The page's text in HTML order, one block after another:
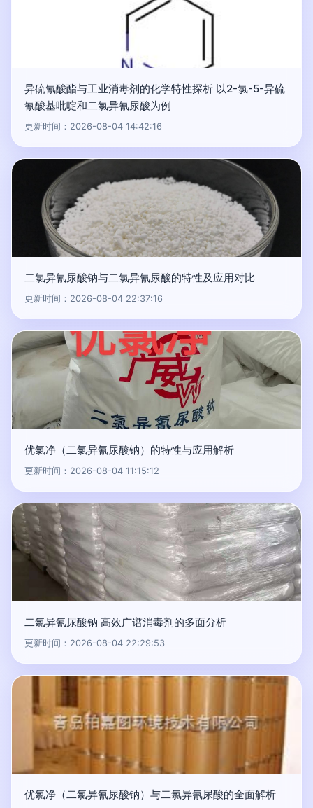
异硫氰酸酯与工业消毒剂的化学特性探析 以2-氯-5-异硫
氰酸基吡啶和二氯异氰尿酸为例
更新时间：2026-08-04 14:42:16
二氯异氰尿酸钠与二氯异氰尿酸的特性及应用对比
更新时间：2026-08-04 22:37:16
优氯净（二氯异氰尿酸钠）的特性与应用解析
更新时间：2026-08-04 11:15:12
二氯异氰尿酸钠 高效广谱消毒剂的多面分析
更新时间：2026-08-04 22:29:53
优氯净（二氯异氰尿酸钠）与二氯异氰尿酸的全面解析